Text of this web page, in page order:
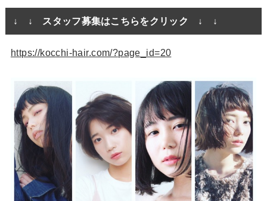
↓ ↓ スタッフ募集はこちらをクリック ↓ ↓
https://kocchi-hair.com/?page_id=20